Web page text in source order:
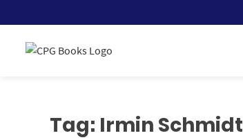
to
content
Tag: Irmin Schmidt